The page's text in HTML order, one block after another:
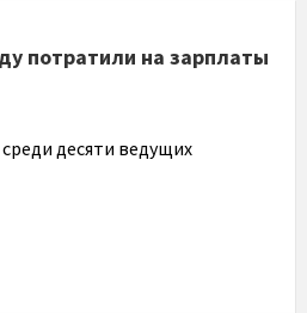
потратили на зарплаты
десяти ведущих